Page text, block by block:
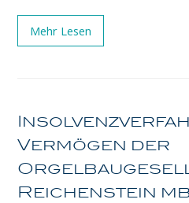
Mehr Lesen
Vermögen der
Reichenstein